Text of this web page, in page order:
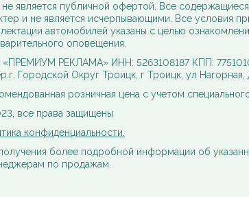
не является публичной офертой. Все
и не является исчерпывающими. Все условия
автомобилей указаны с целью
оповещения.
РЕКЛАМА» ИНН: 5263108187 КПП:
Городской Округ Троицк, г Троицк, ул
розничная цена с учетом
все права защищены
конфиденциальности.
более подробной информации об
по продажам.